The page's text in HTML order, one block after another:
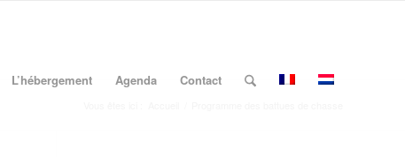
L’hébergement Agenda Contact